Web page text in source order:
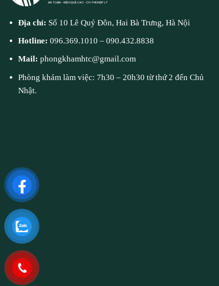
Địa chỉ: Số 10 Lê Quý Đôn, Hai Bà Trưng, Hà Nội
Hotline:096.369.1010 –090.432.8838
Mail:phongkhamhtc@gmail.com
Phòng khám làm việc: 7h30 – 20h30 từ thứ 2 đến Chủ
Nhật.